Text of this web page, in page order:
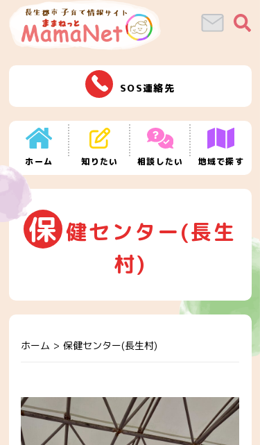
SOS連絡先
ホーム 知りたい 相談したい 地域で探す
保 健センター(長生
村)
ホーム > 保健センター(長生村)